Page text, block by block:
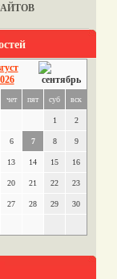
чет пят суб вск
1 2
6 7 8 9
13 14 15 16
20 21 22 23
27 28 29 30